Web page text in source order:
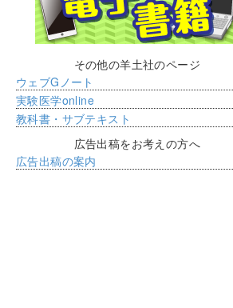
その他の羊土社のページ
ウェブGノート
実験医学online
教科書・サブテキスト
広告出稿をお考えの方へ
広告出稿の案内